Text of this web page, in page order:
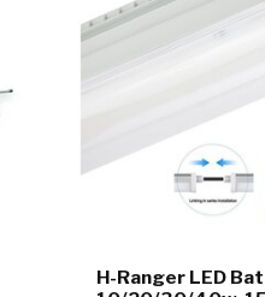
H-Ranger LED